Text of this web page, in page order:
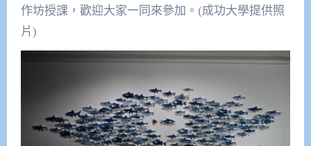
作坊授課，歡迎大家一同來參加。(成功大學提供照
片)